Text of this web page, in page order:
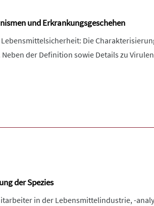
und Erkrankungsgeschehen
Die
der Definition sowie Details zu
der Spezies
in der Lebensmittelindustrie, -